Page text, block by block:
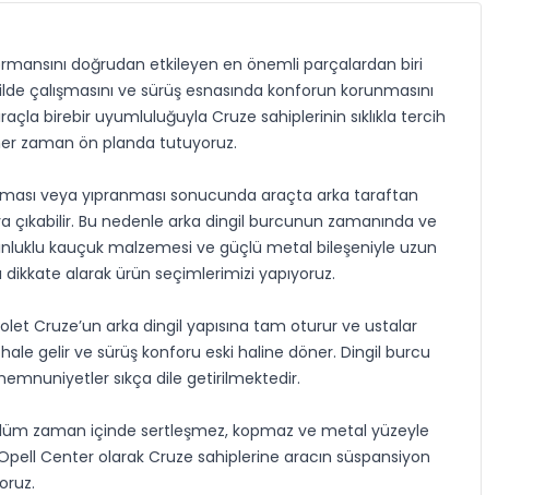
doğrudan etkileyen en önemli parçalardan biri
çalışmasını ve sürüş esnasında konforun korunmasını
birebir uyumluluğuyla Cruze sahiplerinin sıklıkla tercih
zaman ön planda tutuyoruz.
veya yıpranması sonucunda araçta arka taraftan
Bu nedenle arka dingil burcunun zamanında ve
kauçuk malzemesi ve güçlü metal bileşeniyle uzun
dikkate alarak ürün seçimlerimizi yapıyoruz.
Cruze’un arka dingil yapısına tam oturur ve ustalar
gelir ve sürüş konforu eski haline döner. Dingil burcu
sıkça dile getirilmektedir.
zaman içinde sertleşmez, kopmaz ve metal yüzeyle
Center olarak Cruze sahiplerine aracın süspansiyon